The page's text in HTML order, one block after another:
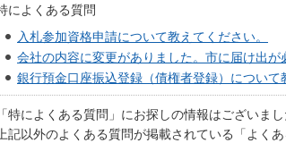
によくある質問
入札参加資格申請について教えてください。
会社の内容に変更がありました。市に届け出が
銀行預金口座振込登録（債権者登録）について
「特によくある質問」にお探しの情報はございまし
上記以外のよくある質問が掲載されている「よく